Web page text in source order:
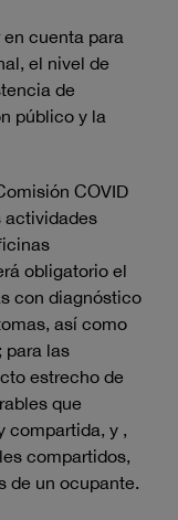
cuenta para
el nivel de
de
público y la
COVID
actividades
obligatorio el
con diagnóstico
así como
para las
estrecho de
que
compartida, y ,
compartidos,
de un ocupante.